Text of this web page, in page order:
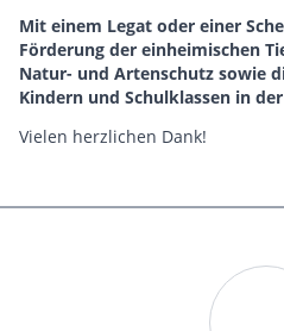
Mit einem Legat oder einer
Förderung der einheimischen
Natur- und Artenschutz sowie
Kindern und Schulklassen in
Vielen herzlichen Dank!